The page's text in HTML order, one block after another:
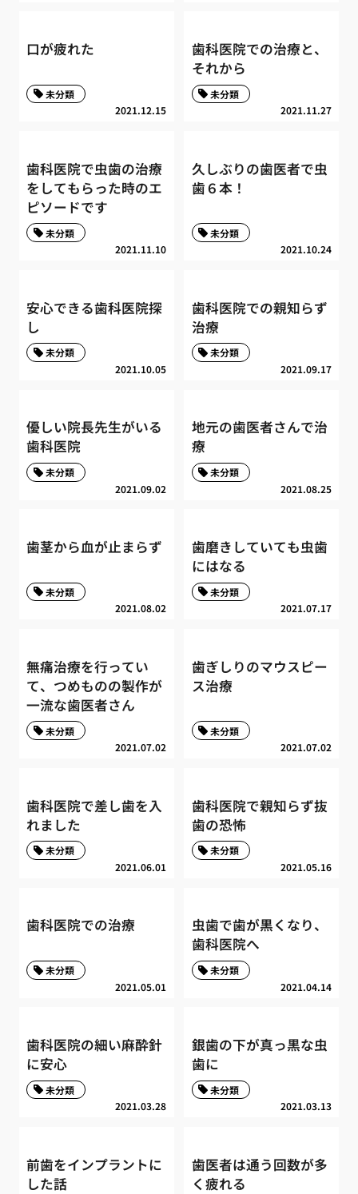
口が疲れた
2021.12.15
未分類
歯科医院での治療と、
それから
2021.11.27
未分類
歯科医院で虫歯の治療
をしてもらった時のエ
ピソードです
2021.11.10
未分類
久しぶりの歯医者で虫
歯６本！
2021.10.24
未分類
安心できる歯科医院探
し
2021.10.05
未分類
歯科医院での親知らず
治療
2021.09.17
未分類
優しい院長先生がいる
歯科医院
2021.09.02
未分類
地元の歯医者さんで治
療
2021.08.25
未分類
歯茎から血が止まらず
2021.08.02
未分類
歯磨きしていても虫歯
にはなる
2021.07.17
未分類
無痛治療を行ってい
て、つめものの製作が
一流な歯医者さん
2021.07.02
未分類
歯ぎしりのマウスピー
ス治療
2021.07.02
未分類
歯科医院で差し歯を入
れました
2021.06.01
未分類
歯科医院で親知らず抜
歯の恐怖
2021.05.16
未分類
歯科医院での治療
2021.05.01
未分類
虫歯で歯が黒くなり、
歯科医院へ
2021.04.14
未分類
歯科医院の細い麻酔針
に安心
2021.03.28
未分類
銀歯の下が真っ黒な虫
歯に
2021.03.13
未分類
前歯をインプラントに
した話
歯医者は通う回数が多
く疲れる